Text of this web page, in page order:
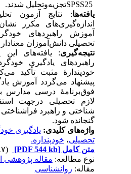
یافته‌ها: نتایج آزمون
اندازه‌گیری‌های مکرر
آموزش راهبردهای
تحصیلی دانش‌آموزان معنادار است
نتیجه‌گیری: یافته‌های این
راهبردهای یادگیری
خودپندارهٔ مثبت تأکید
پیشنهاد می‌گردد آموزش
فوق‌برنامهٔ درسی مدارس
لازم تحصیلی درجهت
شناختی و راهبرد
گنجانده شود.
واژه‌های کلیدی:یادگیری
تحصیلی،خودپنداره.
متن کامل[PDF 544 kb]
نوع مطالعه:مقاله پژوهشی
مقاله:روانشناسی